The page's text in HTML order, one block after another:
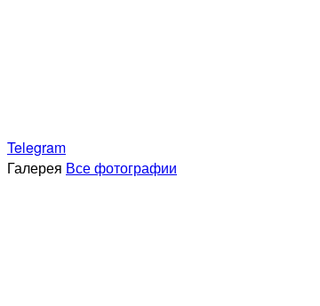
Telegram
Галерея Все фотографии